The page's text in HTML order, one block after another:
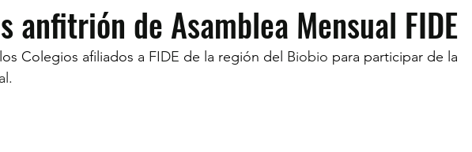
anfitrión de Asamblea Mensual FIDE
Colegios afiliados a FIDE de la región del Biobio para participar de la